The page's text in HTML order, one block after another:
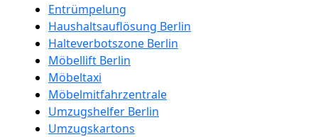
Entrümpelung
Haushaltsauflösung Berlin
Halteverbotszone Berlin
Möbellift Berlin
Möbeltaxi
Möbelmitfahrzentrale
Umzugshelfer Berlin
Umzugskartons